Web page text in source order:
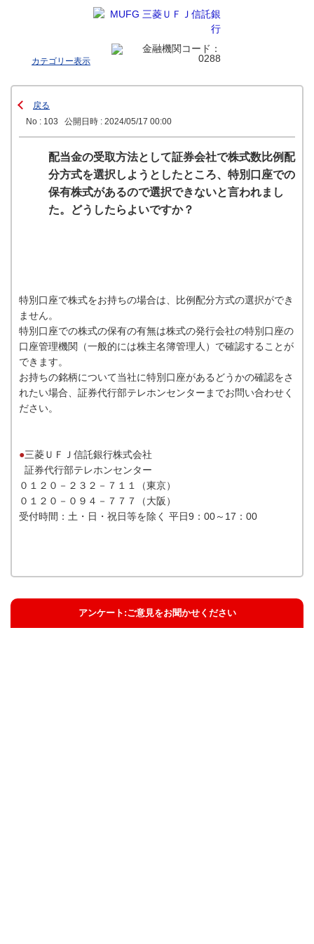
カテゴリー表示
戻る
No : 103
公開日時 : 2024/05/17 00:00
配当金の受取方法として証券会社で株式数比例配
分方式を選択しようとしたところ、特別口座での
保有株式があるので選択できないと言われまし
た。どうしたらよいですか？
特別口座で株式をお持ちの場合は、比例配分方式の選択ができ
ません。
特別口座での株式の保有の有無は株式の発行会社の特別口座の
口座管理機関（一般的には株主名簿管理人）で確認することが
できます。
お持ちの銘柄について当社に特別口座があるどうかの確認をさ
れたい場合、証券代行部テレホンセンターまでお問い合わせく
ださい。
●三菱ＵＦＪ信託銀行株式会社
証券代行部テレホンセンター
０１２０－２３２－７１１（東京）
０１２０－０９４－７７７（大阪）
受付時間：土・日・祝日等を除く 平日9：00～17：00
アンケート:ご意見をお聞かせください